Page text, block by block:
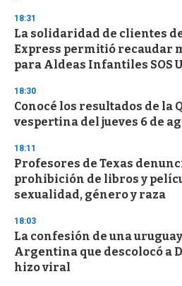
18:31
La solidaridad de clientes
Express permitió recaudar
para Aldeas Infantiles SOS
18:30
Conocé los resultados de la
vespertina del jueves 6 de
18:11
Profesores de Texas
prohibición de libros y
sexualidad, género y raza
18:03
La confesión de una
Argentina que descolocó a
hizo viral